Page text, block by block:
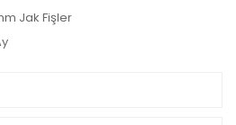
Jak Fişler